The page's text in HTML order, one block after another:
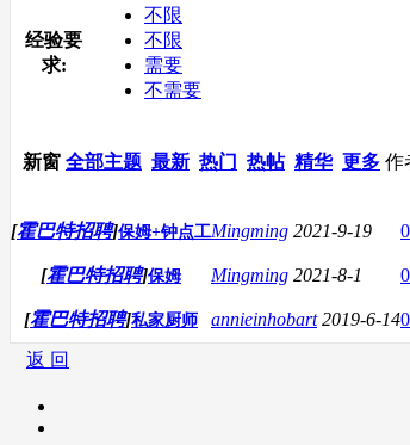
经验要
求:
不限
不限
需要
不需要
新窗 全部主题 最新 热门 热帖 精华 更多 作
[霍巴特招聘]保姆+钟点工Mingming 2021-9-19 0
[霍巴特招聘]保姆 Mingming 2021-8-1 0
[霍巴特招聘]私家厨师 annieinhobart 2019-6-140
返 回